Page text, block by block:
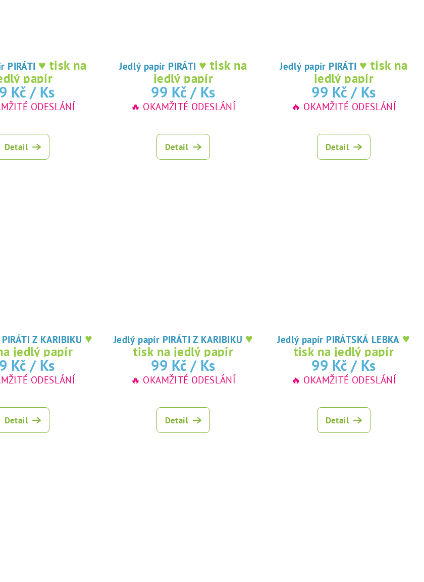
Jedlý papír PIRÁTI ♥ tisk na
papír
Kč / Ks
ODESLÁNÍ
Detail
Jedlý papír PIRÁTI ♥ tisk na
jedlý papír
99 Kč / Ks
🔥 OKAMŽITÉ ODESLÁNÍ
Detail
Jedlý papír PIRÁTI ♥ tisk na
jedlý papír
99 Kč / Ks
🔥 OKAMŽITÉ ODESLÁNÍ
Detail
Jedlý papír PIRÁTI Z KARIBIKU ♥
jedlý papír
Kč / Ks
ODESLÁNÍ
hodnocení
produktu
je
Detail
Jedlý papír PIRÁTI Z KARIBIKU ♥
tisk na jedlý papír
99 Kč / Ks
🔥 OKAMŽITÉ ODESLÁNÍ
Detail
Jedlý papír PIRÁTSKÁ LEBKA ♥
tisk na jedlý papír
99 Kč / Ks
🔥 OKAMŽITÉ ODESLÁNÍ
Detail